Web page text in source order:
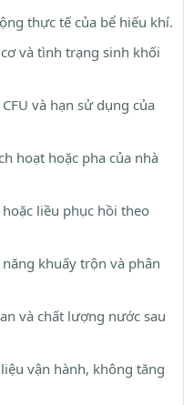
thực tế của bể hiếu khí.
và tình trạng sinh khối
và hạn sử dụng của
hoạt hoặc pha của nhà
liều phục hồi theo
khuấy trộn và phân
và chất lượng nước sau
vận hành, không tăng